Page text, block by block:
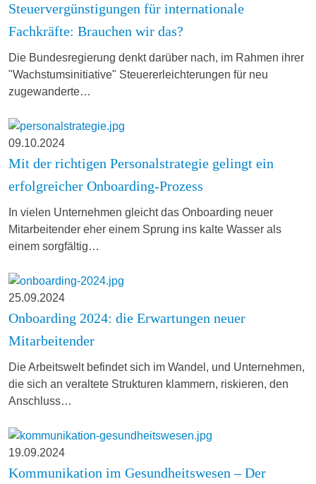
Steuervergünstigungen für internationale
Fachkräfte: Brauchen wir das?
Die Bundesregierung denkt darüber nach, im Rahmen ihrer
"Wachstumsinitiative" Steuererleichterungen für neu
zugewanderte…
09.10.2024
Mit der richtigen Personalstrategie gelingt ein
erfolgreicher Onboarding-Prozess
In vielen Unternehmen gleicht das Onboarding neuer
Mitarbeitender eher einem Sprung ins kalte Wasser als
einem sorgfältig…
25.09.2024
Onboarding 2024: die Erwartungen neuer
Mitarbeitender
Die Arbeitswelt befindet sich im Wandel, und Unternehmen,
die sich an veraltete Strukturen klammern, riskieren, den
Anschluss…
19.09.2024
Kommunikation im Gesundheitswesen – Der